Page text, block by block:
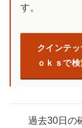
す。
クインテ
ｏｋｓで
過去30日の